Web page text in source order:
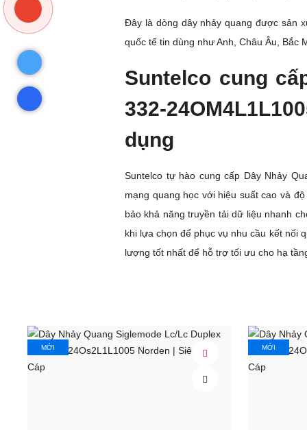
Đây là dòng dây nhảy quang được sản
quốc tế tin dùng như Anh, Châu Âu, Bắc
Suntelco cung
332-
dụng
Suntelco tự hào cung cấp Dây Nhảy
mạng quang học với hiệu suất cao và
bảo khả năng truyền tải dữ liệu nhanh
khi lựa chọn để phục vụ nhu cầu kết nối
lượng tốt nhất để hỗ trợ tối ưu cho hạ
They comprise two tight buffer fibres
Both ends are terminated with a high
Sản Phẩm Chất
MỚI MỚI